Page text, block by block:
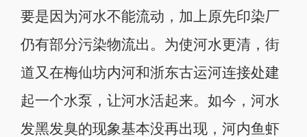
要是因为河水不能流动，加上原先印染厂
仍有部分污染物流出。为使河水更清，街
道又在梅仙坊内河和浙东古运河连接处建
起一个水泵，让河水活起来。如今，河水
发黑发臭的现象基本没再出现，河内鱼虾